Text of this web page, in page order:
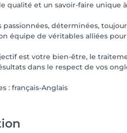
qualité et un savoir-faire
passionnées, déterminées,
équipe de véritables alliées
est votre bien-être, le
dans le respect de vos
: français-Anglais